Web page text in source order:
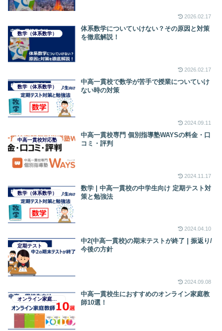
2026.02.17
数学（体系数学）
体系数学についていけない？その原因と対策
を徹底解説！
2026.02.17
数学（体系数学）
中高一貫校で数学が苦手で授業についていけ
ない時の対策
2024.09.11
中高一貫校対応塾
中高一貫校専門 個別指導塾WAYSの料金・口
コミ・評判
2024.11.17
数学（体系数学）
数学 | 中高一貫校の中学生向け 定期テスト対
策と勉強法
2024.04.10
定期テスト
中2(中高一貫校)の期末テストが終了 | 振返り/
今後の方針
2024.09.08
中高一貫校生におすすめのオンライン家庭教
師10選！